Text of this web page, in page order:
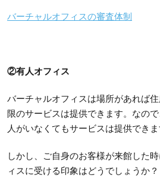
バーチャルオフィスの審査体制
②有人オフィス
バーチャルオフィスは場所があれば
限のサービスは提供できます。なの
人がいなくてもサービスは提供できま
しかし、ご自身のお客様が来館した
ィスに受ける印象はどうでしょうか？